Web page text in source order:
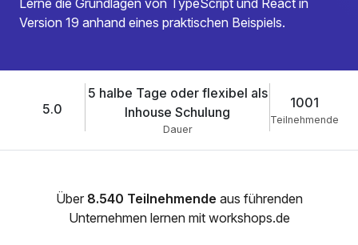
Lerne die Grundlagen von TypeScript und React in
Version 19 anhand eines praktischen Beispiels.
5.0
5 halbe Tage oder flexibel als
Inhouse Schulung
Dauer
1001
Teilnehmende
Über 8.540 Teilnehmende aus führenden
Unternehmen lernen mit workshops.de